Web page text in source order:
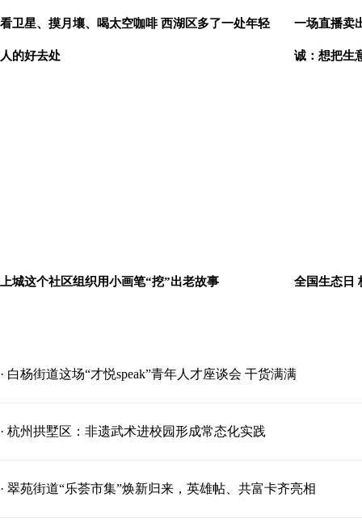
看卫星、摸月壤、喝太空咖啡 西湖区多了一处年轻
人的好去处
一场直播卖
诚：想把生
上城这个社区组织用小画笔“挖”出老故事 全国生态日
· 白杨街道这场“才悦speak”青年人才座谈会 干货满满
· 杭州拱墅区：非遗武术进校园形成常态化实践
· 翠苑街道“乐荟市集”焕新归来，英雄帖、共富卡齐亮相